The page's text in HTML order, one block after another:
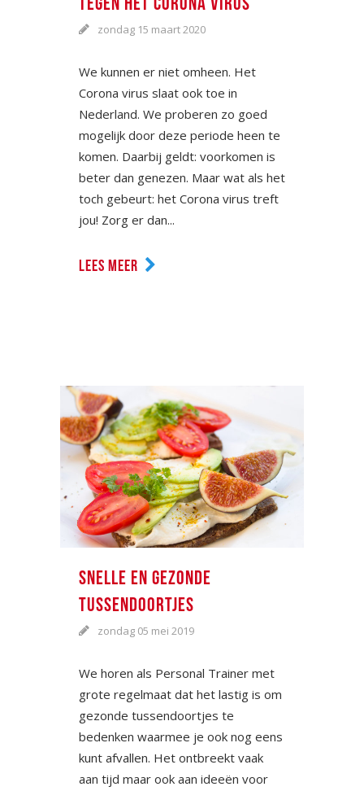
TEGEN HET CORONA VIRUS
zondag 15 maart 2020
We kunnen er niet omheen. Het
Corona virus slaat ook toe in
Nederland. We proberen zo goed
mogelijk door deze periode heen te
komen. Daarbij geldt: voorkomen is
beter dan genezen. Maar wat als het
toch gebeurt: het Corona virus treft
jou! Zorg er dan...
LEES MEER
SNELLE EN GEZONDE
TUSSENDOORTJES
zondag 05 mei 2019
We horen als Personal Trainer met
grote regelmaat dat het lastig is om
gezonde tussendoortjes te
bedenken waarmee je ook nog eens
kunt afvallen. Het ontbreekt vaak
aan tijd maar ook aan ideeën voor